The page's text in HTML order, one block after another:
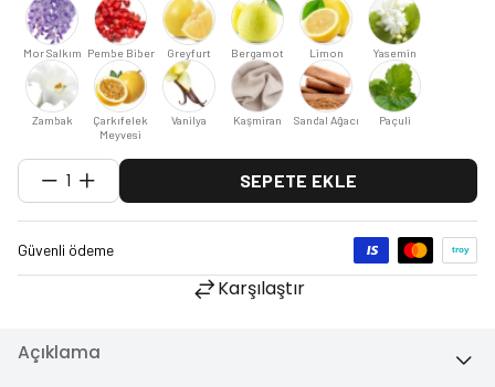
Mor Salkım Pembe Biber Greyfurt Bergamot Limon Yasemin
Zambak
Çarkıfelek
Meyvesi
Vanilya Kaşmiran Sandal Ağacı Paçuli
1 SEPETE EKLE
Karşılaştır
Açıklama